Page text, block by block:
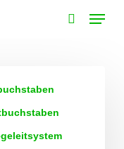
Menu